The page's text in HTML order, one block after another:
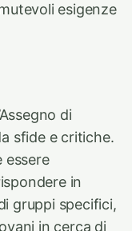
esigenze
di
sfide e critiche.
essere
in
gruppi specifici,
in cerca di